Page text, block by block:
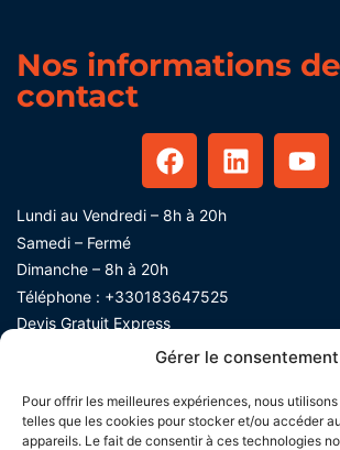
Gérer le consentement
Pour offrir les meilleures expériences, nous
telles que les cookies pour stocker et/ou accéder
appareils. Le fait de consentir à ces technologies
Nos informations de
contact
Lundi au Vendredi – 8h à 20h
Samedi – Fermé
Dimanche – 8h à 20h
Téléphone : +330183647525
Devis Gratuit Express​